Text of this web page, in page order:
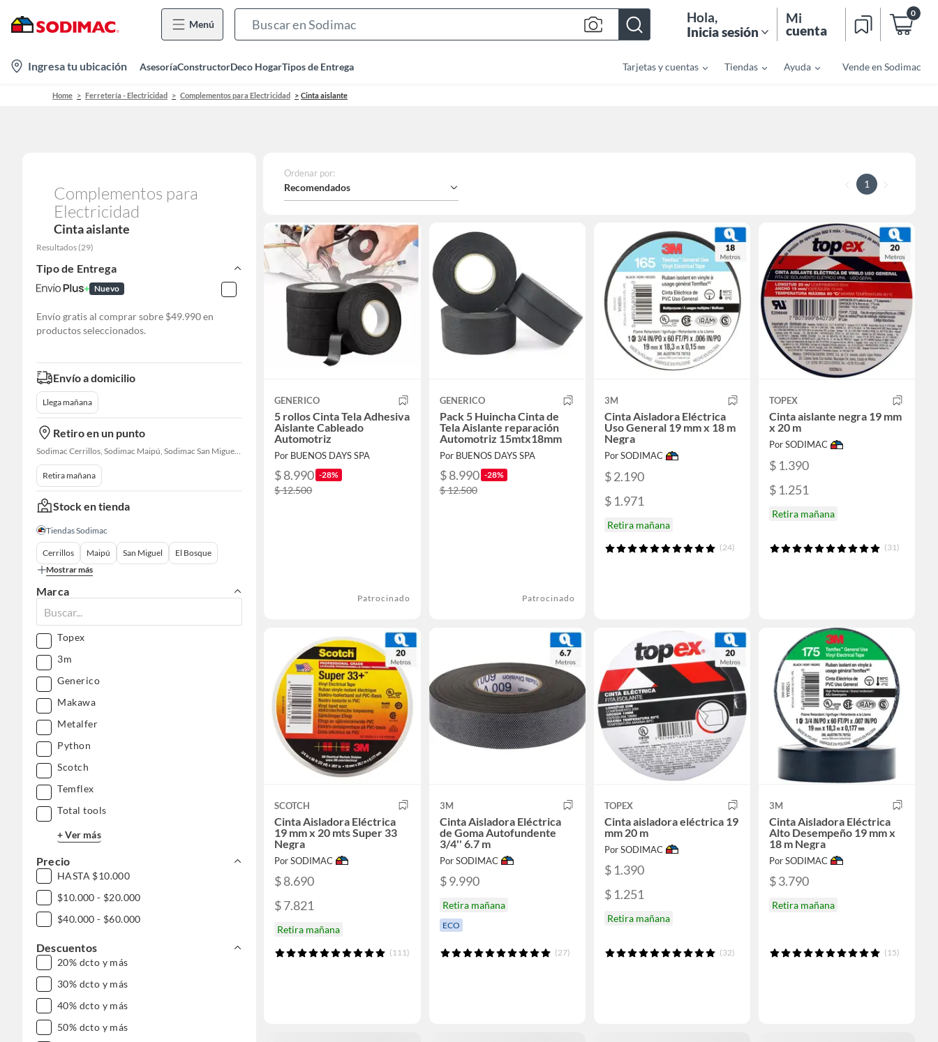
Menú
Bar
Hola,
Inicia sesión
Mi
cuenta
0
location-
icon
Ingresa tu ubicación AsesoríaConstructorDeco HogarTipos de Entrega Tarjetas y cuentas Tiendas Ayuda Vende en Sodimac
Home Ferretería - Electricidad Complementos para Electricidad Cinta aislante
Complementos para
Electricidad
Cinta aislante
Resultados (29)
Tipo de Entrega
Nuevo
Envío gratis al comprar sobre $49.990 en
productos seleccionados.
Envío a domicilio
Llega mañana
Retiro en un punto
Sodimac Cerrillos, Sodimac Maipú, Sodimac San Miguel, Sodimac El Bosque, Sodimac San Bernardo, Constructor Cantagallo, Sodimac Talagante, Sodimac San Fernando
Retira mañana
Stock en tienda
Tiendas Sodimac
Cerrillos Maipú San Miguel
El Bosque
Mostrar más
Marca
Topex
3m
Generico
Makawa
Metalfer
Python
Scotch
Temflex
Total tools
+ Ver más
Precio
HASTA $10.000
$10.000 - $20.000
$40.000 - $60.000
Descuentos
20% dcto y más
30% dcto y más
40% dcto y más
50% dcto y más
Ordenar por:
Recomendados 1
GENERICO
5 rollos Cinta Tela Adhesiva
Aislante Cableado
Automotriz
Por BUENOS DAYS SPA
$ 8.990 -28%
$ 12.500
Patrocinado
GENERICO
Pack 5 Huincha Cinta de
Tela Aislante reparación
Automotriz 15mtx18mm
Por BUENOS DAYS SPA
$ 8.990 -28%
$ 12.500
Patrocinado
3M
Cinta Aisladora Eléctrica
Uso General 19 mm x 18 m
Negra
Por SODIMAC
$ 2.190
$ 1.971
Retira mañana
(24)
TOPEX
Cinta aislante negra 19 mm
x 20 m
Por SODIMAC
$ 1.390
$ 1.251
Retira mañana
(31)
SCOTCH
Cinta Aisladora Eléctrica
19 mm x 20 mts Super 33
Negra
Por SODIMAC
$ 8.690
$ 7.821
Retira mañana
(111)
3M
Cinta Aisladora Eléctrica
de Goma Autofundente
3/4'' 6.7 m
Por SODIMAC
$ 9.990
Retira mañana
ECO
(27)
TOPEX
Cinta aisladora eléctrica 19
mm 20 m
Por SODIMAC
$ 1.390
$ 1.251
Retira mañana
(32)
3M
Cinta Aisladora Eléctrica
Alto Desempeño 19 mm x
18 m Negra
Por SODIMAC
$ 3.790
Retira mañana
(15)